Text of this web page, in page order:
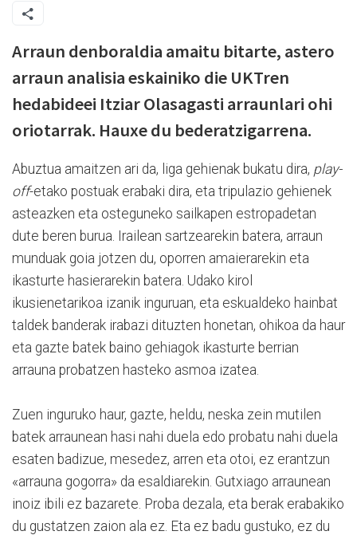
Arraun denboraldia amaitu bitarte, astero
arraun analisia eskainiko die UKTren
hedabideei Itziar Olasagasti arraunlari ohi
oriotarrak. Hauxe du bederatzigarrena.
Abuztua amaitzen ari da, liga gehienak bukatu dira, play-
off-etako postuak erabaki dira, eta tripulazio gehienek
asteazken eta osteguneko sailkapen estropadetan
dute beren burua. Irailean sartzearekin batera, arraun
munduak goia jotzen du, oporren amaierarekin eta
ikasturte hasierarekin batera. Udako kirol
ikusienetarikoa izanik inguruan, eta eskualdeko hainbat
taldek banderak irabazi dituzten honetan, ohikoa da haur
eta gazte batek baino gehiagok ikasturte berrian
arrauna probatzen hasteko asmoa izatea.
Zuen inguruko haur, gazte, heldu, neska zein mutilen
batek arraunean hasi nahi duela edo probatu nahi duela
esaten badizue, mesedez, arren eta otoi, ez erantzun
«arrauna gogorra» da esaldiarekin. Gutxiago arraunean
inoiz ibili ez bazarete. Proba dezala, eta berak erabakiko
du gustatzen zaion ala ez. Eta ez badu gustuko, ez du